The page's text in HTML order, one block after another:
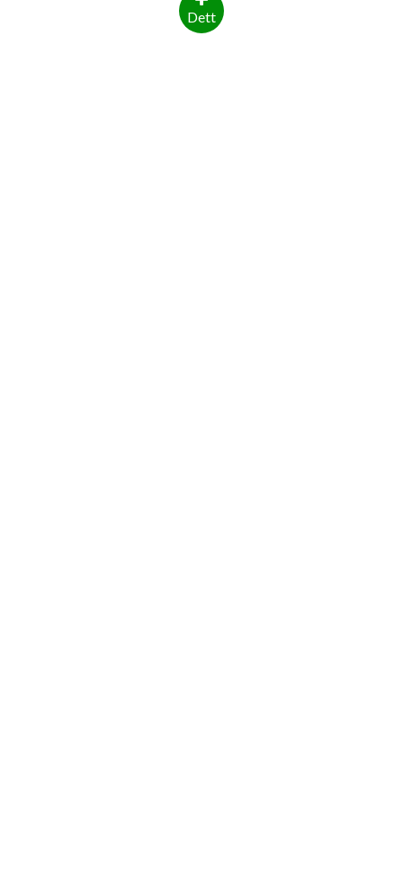
Dett